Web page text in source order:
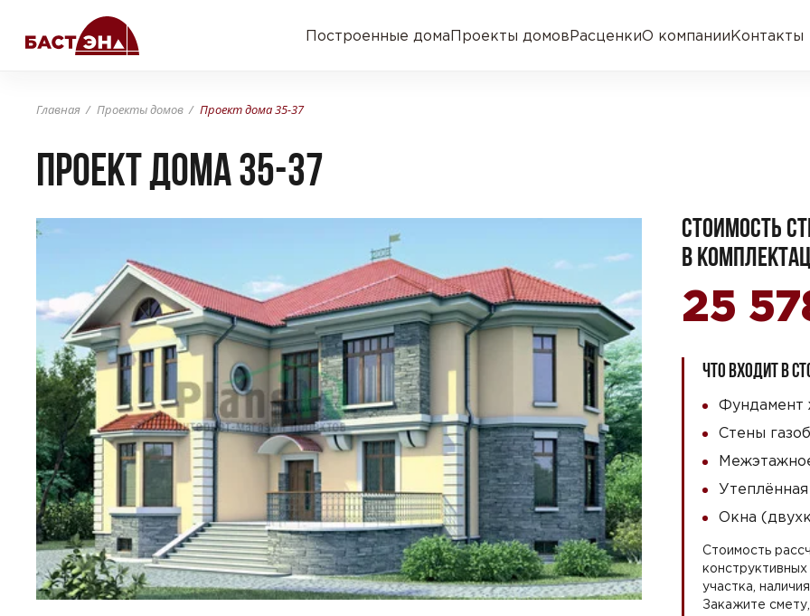
Построенные домаПроекты домовРасценкиО компанииКонтакты
Главная Проекты домов Проект дома 35-37
Проект дома 35-37
СТОИМОСТЬ
В
25
ЧТО ВХОДИТ В
Фундамент
Стены
Окна
Стоимость
участка,
Закажите